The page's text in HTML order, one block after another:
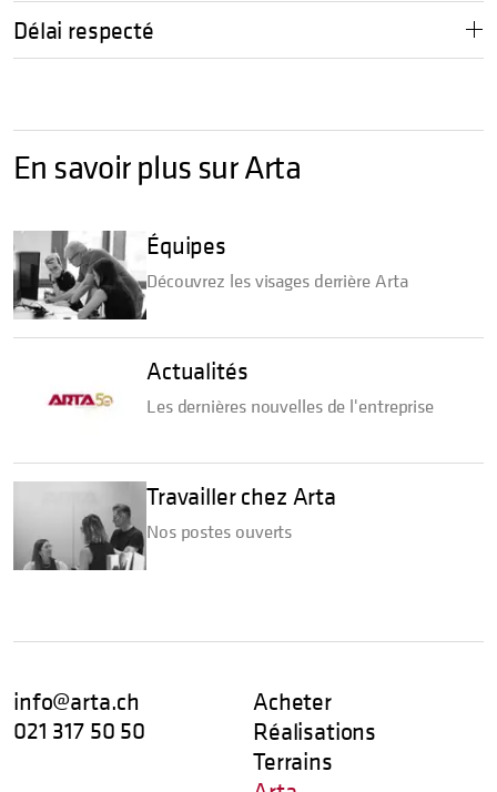
Délai respecté
En savoir plus sur Arta
Équipes
Découvrez les visages derrière Arta
Actualités
Les dernières nouvelles de l'entreprise
Travailler chez Arta
Nos postes ouverts
info@arta.ch
021 317 50 50
Acheter
Réalisations
Terrains